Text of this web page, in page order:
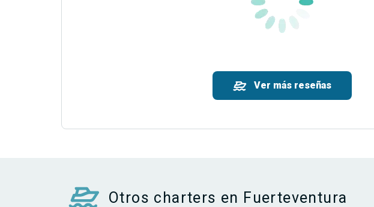
Ver más reseñas
Otros charters en Fuerteventura